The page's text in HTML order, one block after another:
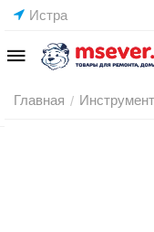
Истра
Главная /